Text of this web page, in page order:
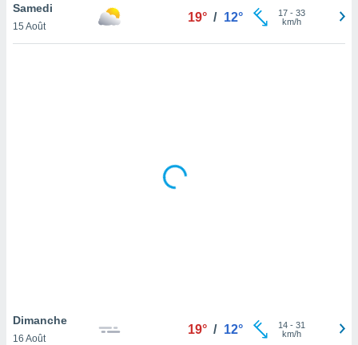
de
pas
de
Samedi
15 Août
19° / 12° 17- 33
km/h
Dimanche
16 Août
19° / 12° 14- 31
km/h